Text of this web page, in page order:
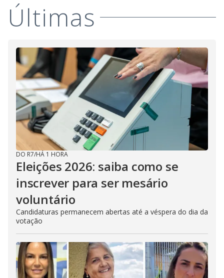
Últimas
DO R7/HÁ 1 HORA
Eleições 2026: saiba como se
inscrever para ser mesário
voluntário
Candidaturas permanecem abertas até a véspera do dia da
votação